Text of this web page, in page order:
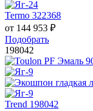
Termo 322368
от 144 953 ₽
Подобрать
198042
Trend 198042